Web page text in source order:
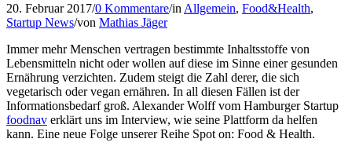
20. Februar 2017/0 Kommentare/in Allgemein, Food&Health,
Startup News/von Mathias Jäger
Immer mehr Menschen vertragen bestimmte Inhaltsstoffe von
Lebensmitteln nicht oder wollen auf diese im Sinne einer gesunden
Ernährung verzichten. Zudem steigt die Zahl derer, die sich
vegetarisch oder vegan ernähren. In all diesen Fällen ist der
Informationsbedarf groß. Alexander Wolff vom Hamburger Startup
foodnav erklärt uns im Interview, wie seine Plattform da helfen
kann. Eine neue Folge unserer Reihe Spot on: Food & Health.